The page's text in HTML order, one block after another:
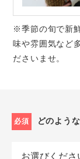
※季節の旬で新
味や雰囲気など
ださいませ。
必須 どのよう